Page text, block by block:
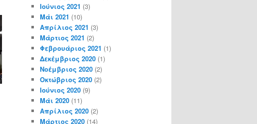
Ιούνιος 2021 (3)
Μάι 2021 (10)
Απρίλιος 2021 (3)
Μάρτιος 2021 (2)
Φεβρουάριος 2021 (1)
Δεκέμβριος 2020 (1)
Νοέμβριος 2020 (2)
Οκτώβριος 2020 (2)
Ιούνιος 2020 (9)
Μάι 2020 (11)
Απρίλιος 2020 (2)
Μάρτιος 2020 (14)